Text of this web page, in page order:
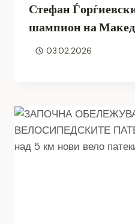
Стефан
шампион на
03.02.2026